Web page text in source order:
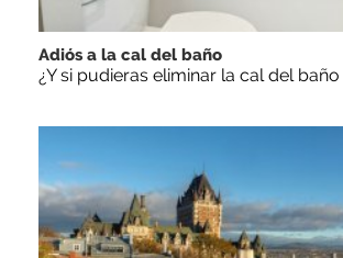
Adiós a la cal del baño
¿Y si pudieras eliminar la cal del